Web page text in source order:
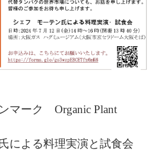
マーク Organic Plant
による料理実演と試食会